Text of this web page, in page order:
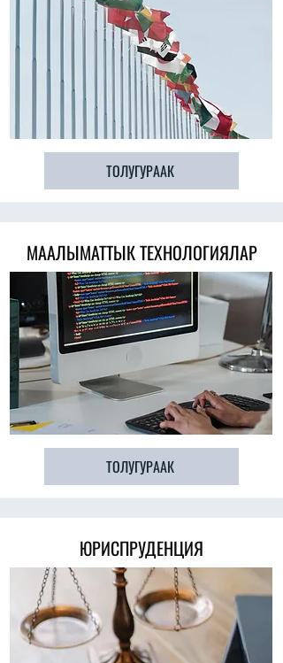
ТОЛУГУРААК
МААЛЫМАТТЫК ТЕХНОЛОГИЯЛАР
ТОЛУГУРААК
ЮРИСПРУДЕНЦИЯ